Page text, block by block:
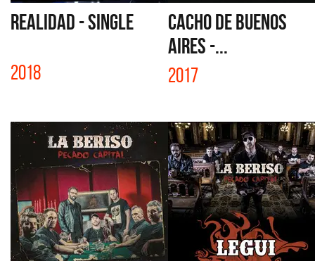
REALIDAD - SINGLE
2018
CACHO DE BUENOS
AIRES -...
2017